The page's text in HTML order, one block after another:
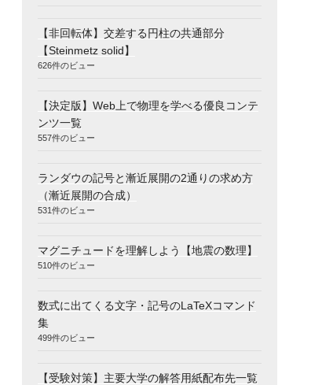
【非回転体】交差する円柱の共通部分
【Steinmetz solid】
626件のビュー
【決定版】Web上で物理を学べる優良コンテ
ンツ一覧
557件のビュー
ランダウの記号と漸近展開の2通りの求め方
（漸近展開の合成）
531件のビュー
マグニチュードを理解しよう【地震の数理】
510件のビュー
数式に出てくる文字・記号のLaTeXコマンド
集
499件のビュー
【受験対策】主要大学の解答用紙配布先一覧